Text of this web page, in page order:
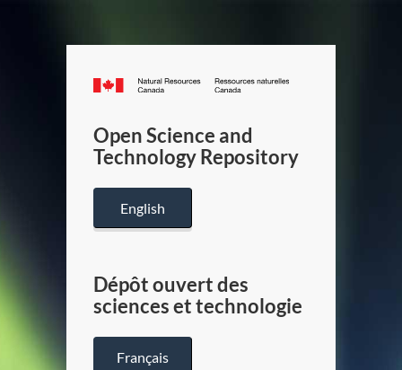
Canada.ca
/
Canada
Open Science and
Technology Repository
English
Dépôt ouvert des
sciences et technologie
Français